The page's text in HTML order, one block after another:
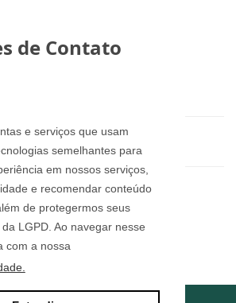
e serviços que usam
semelhantes para
em nossos serviços,
e recomendar conteúdo
de protegermos seus
LGPD. Ao navegar nesse
com a nossa
de Contato
- 23.682J
n° 455, sala 12
Farroupilha/RS